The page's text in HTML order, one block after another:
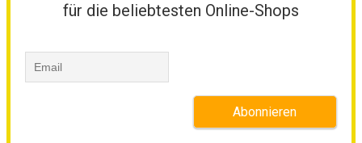
für die beliebtesten Online-Shops